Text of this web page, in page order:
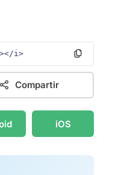
></i>
Compartir
iOS